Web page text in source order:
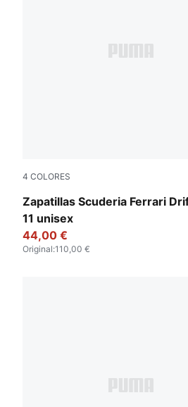
4 COLORES
Zapatillas Scuderia Ferrari
11 unisex
PUMA Black-Speed Yellow
44,00 €
Original:110,00 €